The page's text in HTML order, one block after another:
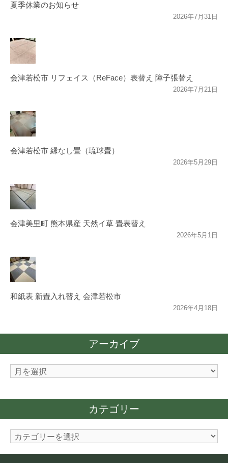
夏季休業のお知らせ
2026年7月31日
会津若松市 リフェイス（ReFace）表替え 障子張替え
2026年7月21日
会津若松市 縁なし畳（琉球畳）
2026年5月29日
会津美里町 熊本県産 天然イ草 畳表替え
2026年5月1日
和紙表 新畳入れ替え 会津若松市
2026年4月18日
アーカイブ
ア
カ
カテゴリー
カ